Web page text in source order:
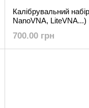
Калібрувальний
NanoVNA, LiteVNA...)
700.00 грн